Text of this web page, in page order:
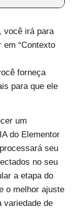
você irá para
“Contexto
forneça
para que ele
um
do Elementor
seu
no seu
a etapa do
o melhor ajuste
variedade de